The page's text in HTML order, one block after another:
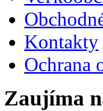
Kontakty
Ochrana
Zaujíma